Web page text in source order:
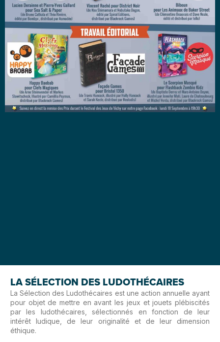
LA SÉLECTION DES LUDOTHÉCAIRES​
La Sélection des Ludothécaires est une action annuelle ayant
pour objet de mettre en avant les jeux et jouets plébiscités
par les ludothécaires, sélectionnés en fonction de leur
intérêt ludique, de leur originalité et de leur dimension
éthique.